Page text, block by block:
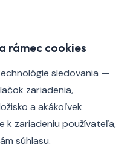
rámec cookies
sledovania —
zariadenia,
a akákoľvek
k zariadeniu používateľa,
súhlasu.